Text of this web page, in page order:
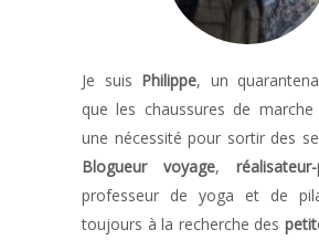
Je suis Philippe, un
que les chaussures de
une nécessité pour sortir des
Blogueur voyage,
professeur de yoga et de
toujours à la recherche des